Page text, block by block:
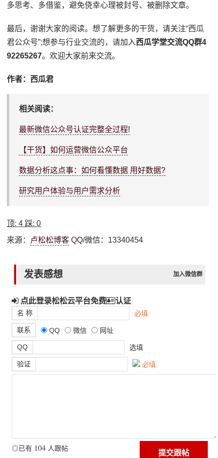
多思考、多借鉴，避免侥幸心理被封号、被删除文章。
最后，谢谢大家的阅读。想了解更多的干货，请关注“西瓜
君公众号”;想参与行业交流的，请加入西瓜学堂交流QQ群4
92265267。欢迎大家前来交流。
作者：西瓜君
相关阅读：
最新微信公众号认证完整全过程!
【干货】如何运营微信公众平台
数据分析这点事：如何看懂数据 用好数据?
研究用户体验与用户需求分析
顶:4 踩:0
来源： 卢松松博客 QQ/微信：13340454
发表感想 加入微信群
点此登录松松云平台免费 认证
名 称 必填
联系 QQ 微信 网址
QQ 选填
验证 必填
◎已有 104 人跟帖